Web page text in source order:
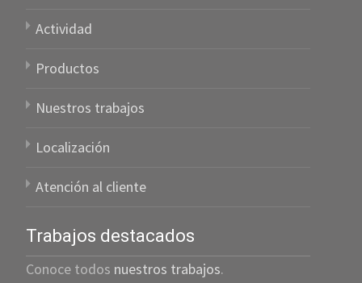
Actividad
Productos
Nuestros trabajos
Localización
Atención al cliente
Trabajos destacados
Conoce todos nuestros trabajos.